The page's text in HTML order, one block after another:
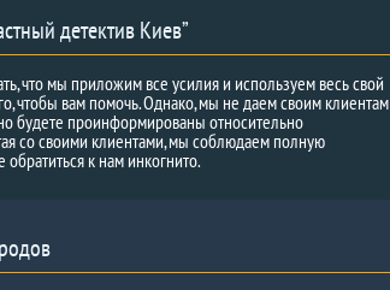
детектив Киев”
что мы приложим все усилия и используем весь свой
чтобы вам помочь. Однако, мы не даем своим клиентам
будете проинформированы относительно
со своими клиентами, мы соблюдаем полную
к нам инкогнито.